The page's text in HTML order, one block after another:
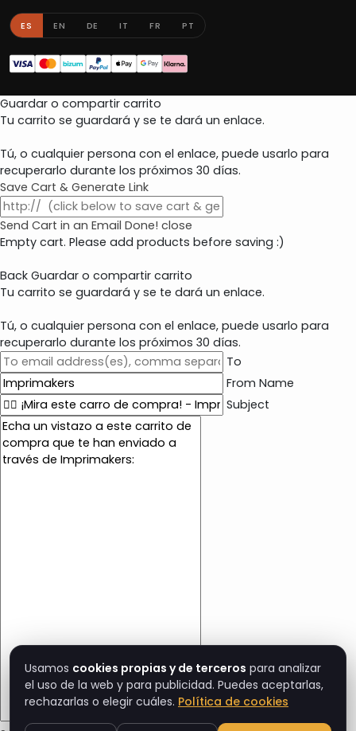
ES EN DE IT FR PT
Guardar o compartir carrito
Tu carrito se guardará y se te dará un enlace.
Tú, o cualquier persona con el enlace, puede usarlo para
recuperarlo durante los próximos 30 días.
Save Cart & Generate Link
Send Cart in an Email Done! close
Empty cart. Please add products before saving :)
Back Guardar o compartir carrito
Tu carrito se guardará y se te dará un enlace.
Tú, o cualquier persona con el enlace, puede usarlo para
recuperarlo durante los próximos 30 días.
To
From Name
Subject
E
m
a
Usamos cookies propias y de terceros para analizar
el uso de la web y para publicidad. Puedes aceptarlas,
rechazarlas o elegir cuáles. Política de cookies